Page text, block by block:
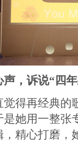
，诉说“四年
再经典的
是她用一整张
，精心打磨，